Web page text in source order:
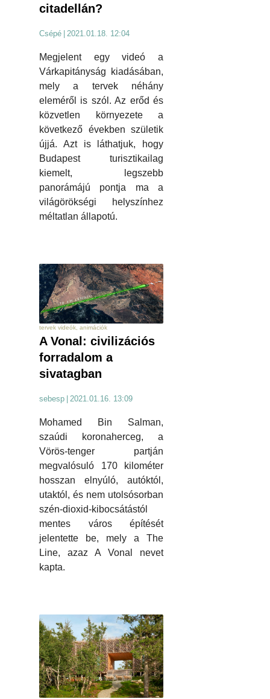
citadellán?
Csépé 2021.01.18. 12:04
Megjelent egy videó a
Várkapitányság kiadásában,
mely a tervek néhány
eleméről is szól. Az erőd és
közvetlen környezete a
következő években születik
újjá. Azt is láthatjuk, hogy
Budapest turisztikailag
kiemelt, legszebb
panorámájú pontja ma a
világörökségi helyszínhez
méltatlan állapotú.
tervek videók, animációk
A Vonal: civilizációs
forradalom a
sivatagban
sebesp 2021.01.16. 13:09
Mohamed Bin Salman,
szaúdi koronaherceg, a
Vörös-tenger partján
megvalósuló 170 kilométer
hosszan elnyúló, autóktól,
utaktól, és nem utolsósorban
szén-dioxid-kibocsátástól
mentes város építését
jelentette be, mely a The
Line, azaz A Vonal nevet
kapta.